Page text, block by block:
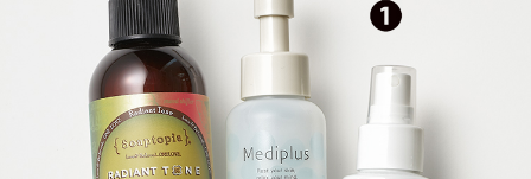
2026年2月号「良運を掴む 新・開運術。」
2026年1月号「猫がいれば、幸せ」
2025年12月号「お酒の新常識。」